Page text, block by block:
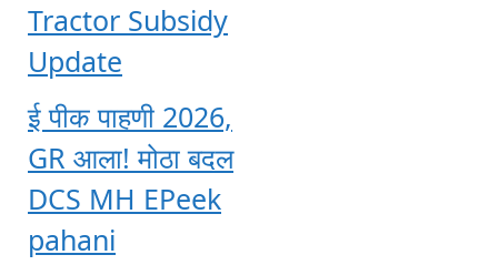
Tractor Subsidy
Update
ई पीक पाहणी 2026,
GR आला! मोठा बदल
DCS MH EPeek
pahani